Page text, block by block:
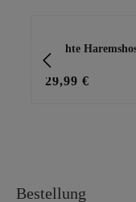
Leichte
29,99 €
Bestellung